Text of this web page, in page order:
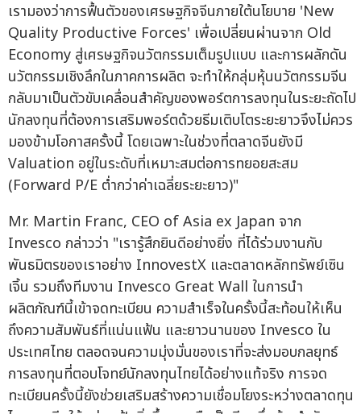
เรามองว่าการฟื้นตัวของเศรษฐกิจจีนภายใต้นโยบาย 'New
Quality Productive Forces' เพื่อเปลี่ยนผ่านจาก Old
Economy สู่เศรษฐกิจนวัตกรรมเต็มรูปแบบ และการผลักดัน
นวัตกรรมเชิงลึกในภาคการผลิต จะทำให้กลุ่มหุ้นนวัตกรรมจีน
กลับมาเป็นตัวขับเคลื่อนสำคัญของพอร์ตการลงทุนในระยะถัดไป
นักลงทุนที่ต้องการเสริมพอร์ตด้วยธีมเติบโตระยะยาวจึงไม่ควร
มองข้ามโอกาสครั้งนี้ โดยเฉพาะในช่วงที่ตลาดจีนยังมี
Valuation อยู่ในระดับที่เหมาะสมต่อการทยอยสะสม
(Forward P/E ต่ำกว่าค่าเฉลี่ยระยะยาว)"
Mr. Martin Franc, CEO of Asia ex Japan จาก
Invesco กล่าวว่า "เรารู้สึกยินดีอย่างยิ่ง ที่ได้ร่วมงานกับ
พันธมิตรของเราอย่าง InnovestX และตลาดหลักทรัพย์เซิน
เจิ้น รวมถึงทีมงาน Invesco Great Wall ในการนำ
ผลิตภัณฑ์นี้เข้าจดทะเบียน ความสำเร็จในครั้งนี้สะท้อนให้เห็น
ถึงความสัมพันธ์ที่แน่นแฟ้น และยาวนานของ Invesco ใน
ประเทศไทย ตลอดจนความมุ่งมั่นของเราที่จะส่งมอบกลยุทธ์
การลงทุนที่ตอบโจทย์นักลงทุนไทยได้อย่างแท้จริง การจด
ทะเบียนครั้งนี้ยังช่วยเสริมสร้างความเชื่อมโยงระหว่างตลาดทุน